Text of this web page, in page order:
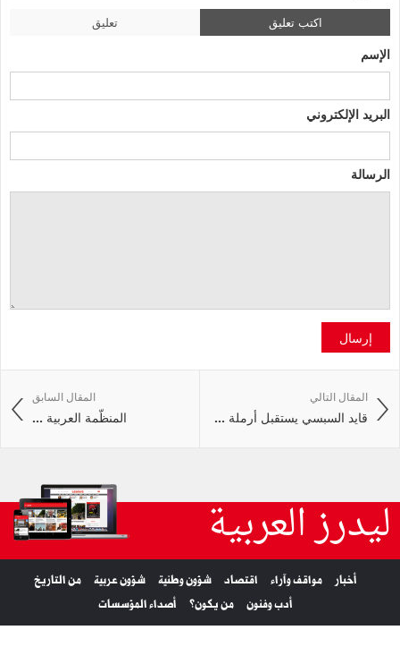
اكتب تعليق تعليق
الإسم
البريد الإلكتروني
الرسالة
إرسال
المقال السابق
المنظّمة العربية ...
المقال التالي
قايد السبسي يستقبل أرملة ...
ليدرز العربية
أخبار مواقف وآراء اقتصاد شؤون وطنية شؤون عربية
من التاريخ
أدب وفنون
من يكون؟ أصداء المؤسسات